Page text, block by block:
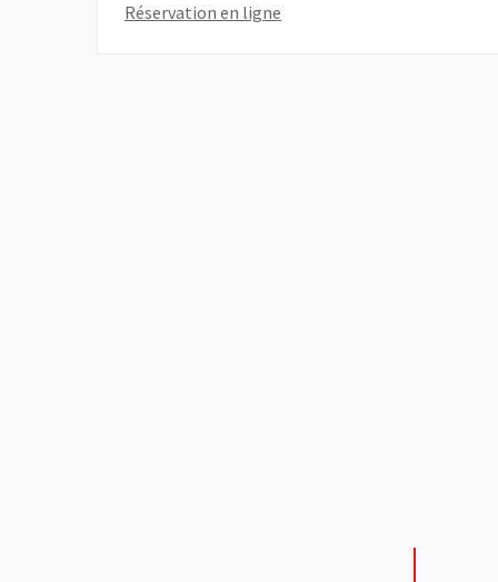
Réservation en ligne